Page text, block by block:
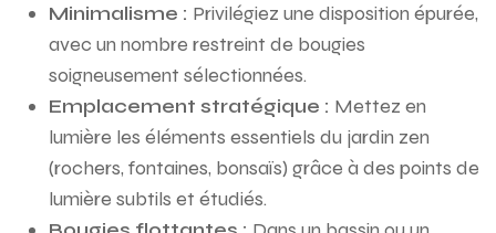
Minimalisme : Privilégiez une disposition épurée,
avec un nombre restreint de bougies
soigneusement sélectionnées.
Emplacement stratégique : Mettez en
lumière les éléments essentiels du jardin zen
(rochers, fontaines, bonsaïs) grâce à des points de
lumière subtils et étudiés.